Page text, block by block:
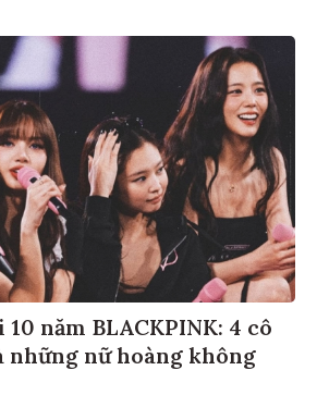
năm BLACKPINK: 4 cô
những nữ hoàng không